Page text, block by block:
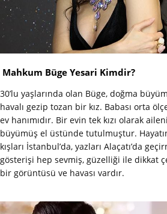
Mahkum Büge Yesari Kimdir?
30’lu yaşlarında olan Büge, doğma
havalı gezip tozan bir kız. Babası orta
ev hanımıdır. Bir evin tek kızı olarak
büyümüş el üstünde tutulmuştur.
kışları İstanbul’da, yazları Alaçatı’da
gösterişi hep sevmiş, güzelliği ile dikkat
bir görüntüsü ve havası vardır.